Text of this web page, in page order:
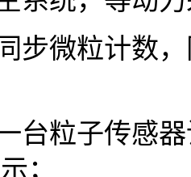
步微粒计数
台粒子传感
；